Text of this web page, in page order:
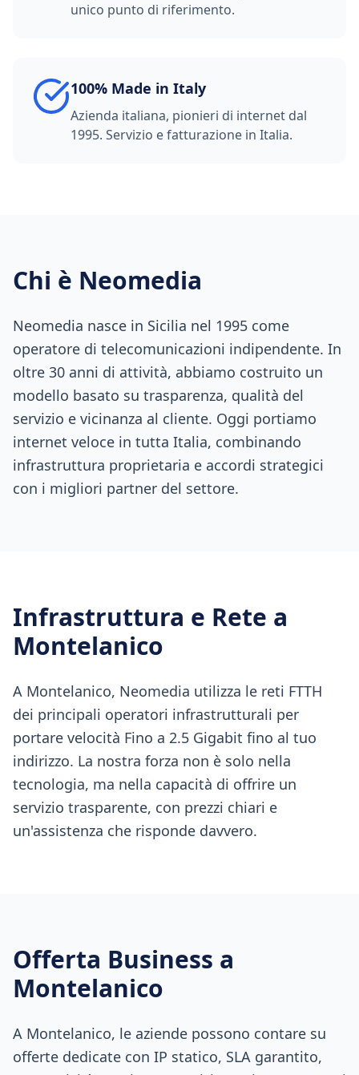
unico punto di riferimento.
100% Made in Italy
Azienda italiana, pionieri di internet dal
1995. Servizio e fatturazione in Italia.
Chi è Neomedia
Neomedia nasce in Sicilia nel 1995 come
operatore di telecomunicazioni indipendente. In
oltre 30 anni di attività, abbiamo costruito un
modello basato su trasparenza, qualità del
servizio e vicinanza al cliente. Oggi portiamo
internet veloce in tutta Italia, combinando
infrastruttura proprietaria e accordi strategici
con i migliori partner del settore.
Infrastruttura e Rete a
Montelanico
A Montelanico, Neomedia utilizza le reti FTTH
dei principali operatori infrastrutturali per
portare velocità Fino a 2.5 Gigabit fino al tuo
indirizzo. La nostra forza non è solo nella
tecnologia, ma nella capacità di offrire un
servizio trasparente, con prezzi chiari e
un'assistenza che risponde davvero.
Offerta Business a
Montelanico
A Montelanico, le aziende possono contare su
offerte dedicate con IP statico, SLA garantito,